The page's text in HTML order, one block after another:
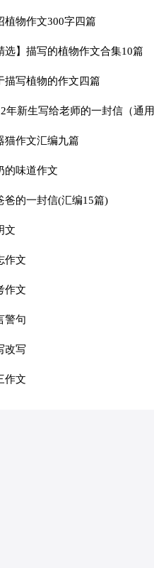
植物作文300字四篇
选】描写的植物作文合集10篇
描写植物的作文四篇
年新生写给老师的一封信（通用
猫作文汇编九篇
的味道作文
爸的一封信(汇编15篇)
文
作文
作文
警句
改写
作文